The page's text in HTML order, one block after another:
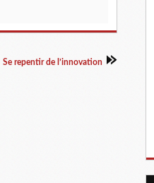
Se repentir de l’innovation